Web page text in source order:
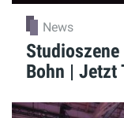
News
Bohn | Jetzt